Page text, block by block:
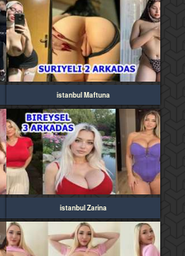
istanbul Maftuna
istanbul Zarina